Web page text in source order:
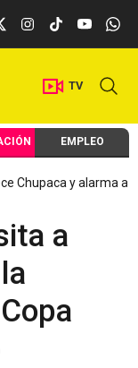
TV
EMPLEO
y alarma a Junín
a